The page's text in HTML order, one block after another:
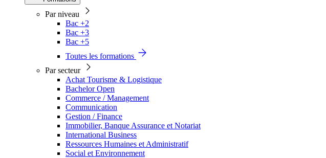
Par niveau
Bac +2
Bac +3
Bac +5
Toutes les formations
Par secteur
Achat Tourisme & Logistique
Bachelor Open
Commerce / Management
Communication
Gestion / Finance
Immobilier, Banque Assurance et Notariat
International Business
Ressources Humaines et Administratif
Social et Environnement